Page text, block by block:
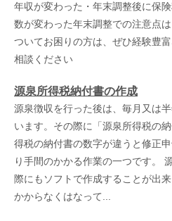
年収が変わった・年末調整後に保
数が変わった年末調整での注意点
ついてお困りの方は、ぜひ経験豊
相談ください
源泉所得税納付書の作成
源泉徴収を行った後は、毎月又は半
います。その際に「源泉所得税の
得税の納付書の数字が違うと修正
り手間のかかる作業の一つです。
際にもソフトで作成することが出
かからなくはなって...